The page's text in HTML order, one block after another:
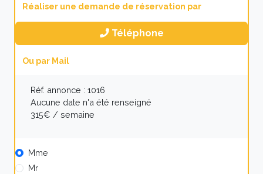
Réaliser une demande de réservation par
Téléphone
Ou par Mail
Réf. annonce : 1016
Aucune date n'a été renseigné
315€ / semaine
Mme
Mr